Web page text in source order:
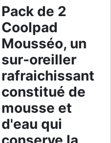
Pack de 2
Coolpad
Mousséo, un
sur-oreiller
rafraichissant
constitué de
mousse et
d'eau qui